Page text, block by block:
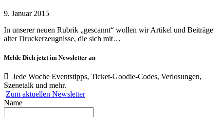
9. Januar 2015
In unserer neuen Rubrik „gescannt“ wollen wir Artikel und Beiträge
alter Druckerzeugnisse, die sich mit…
Melde Dich jetzt im Newsletter an
Jede Woche Eventstipps, Ticket-Goodie-Codes, Verlosungen,
Szenetalk und mehr.
Zum aktuellen Newsletter
Name